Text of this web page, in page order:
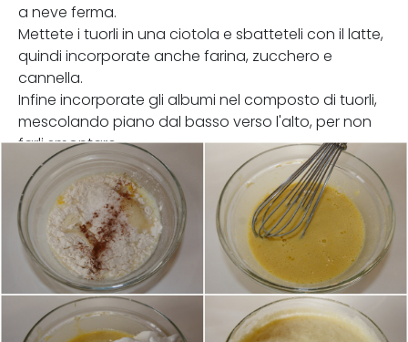
a neve ferma.
Mettete i tuorli in una ciotola e sbatteteli con il latte,
quindi incorporate anche farina, zucchero e
cannella.
Infine incorporate gli albumi nel composto di tuorli,
mescolando piano dal basso verso l'alto, per non
farli smontare.